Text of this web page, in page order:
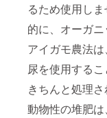
るため使用し
的に、オーガ
アイガモ農法
尿を使用するこ
きちんと処理
動物性の堆肥